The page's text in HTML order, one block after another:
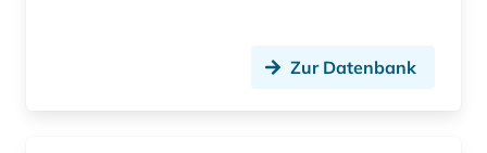
neuengland (1)
Zur Datenbank